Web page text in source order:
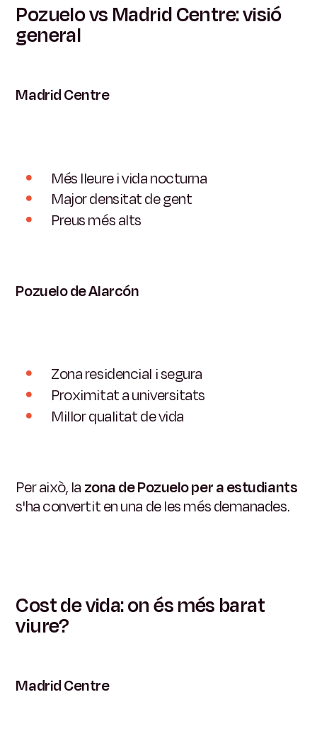
Pozuelo vs Madrid Centre: visió
general
Madrid Centre
Més lleure i vida nocturna
Major densitat de gent
Preus més alts
Pozuelo de Alarcón
Zona residencial i segura
Proximitat a universitats
Millor qualitat de vida
Per això, la zona de Pozuelo per a estudiants
s'ha convertit en una de les més demanades.
Cost de vida: on és més barat
viure?
Madrid Centre